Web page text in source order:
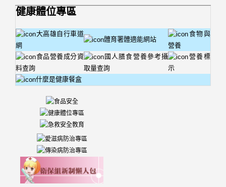
健康體位專區
大高雄自行車道
網
體育署體適能網站
食物與
營養
食品營養成分資
料查詢
國人膳食營養參考攝
取量查詢
營養標
示
什麼是健康餐盒